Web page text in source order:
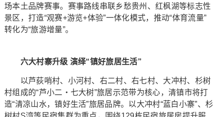
场本土品牌赛事。赛事路线串联乡愁贵州、红枫湖等标志性
景区，打造“观赛+游览+体验”一体化模式，推动“体育流量”
转化为“旅游增量”。
六大村寨升级 演绎“镇好旅居生活”
以芦荻哨村、小河村、右二村、右七村、大冲村、杉树
村组成的“芦小二・七大树”旅居示范带为核心，清镇市将打
造“清凉山水，镇好生活”旅居品牌。以大冲村“蓝白小寨”、杉